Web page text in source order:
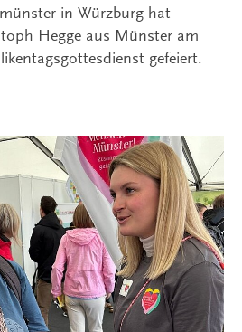
in Würzburg hat
Hegge aus Münster am
gefeiert.